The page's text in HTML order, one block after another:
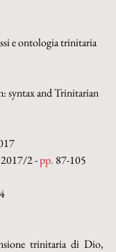
e ontologia trinitaria
syntax and Trinitarian
2017/2 - pp. 87-105
trinitaria di Dio,